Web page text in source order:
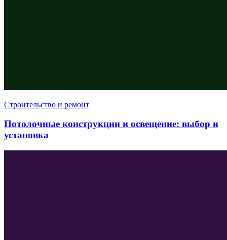
Строительство и ремонт
Потолочные конструкции и освещение: выбор и
установка